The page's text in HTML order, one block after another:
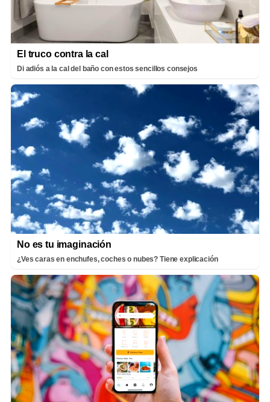
El truco contra la cal
Di adiós a la cal del baño con estos sencillos consejos
No es tu imaginación
¿Ves caras en enchufes, coches o nubes? Tiene explicación